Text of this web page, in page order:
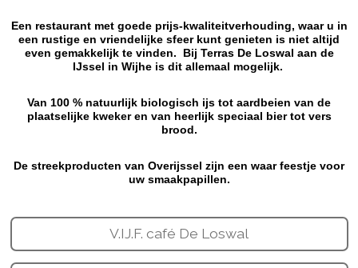
Een restaurant met goede prijs-kwaliteitverhouding, waar u in
een rustige en vriendelijke sfeer kunt genieten is niet altijd
even gemakkelijk te vinden. Bij Terras De Loswal aan de
IJssel in Wijhe is dit allemaal mogelijk.
Van 100 % natuurlijk biologisch ijs tot aardbeien van de
plaatselijke kweker en van heerlijk speciaal bier tot vers
brood.
De streekproducten van Overijssel zijn een waar feestje voor
uw smaakpapillen.
V.IJ.F. café De Loswal